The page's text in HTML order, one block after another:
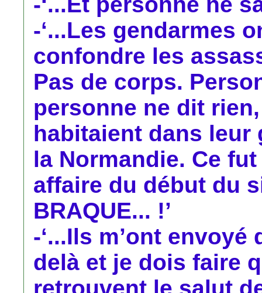
-‘...Les gendarmes
confondre les
Pas de corps.
personne ne dit
habitaient dans leur
la Normandie. Ce
affaire du début du
BRAQUE... !’
-‘...Ils m’ont envoyé
delà et je dois faire